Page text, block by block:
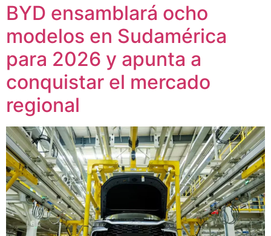
BYD ensamblará ocho
modelos en Sudamérica
para 2026 y apunta a
conquistar el mercado
regional